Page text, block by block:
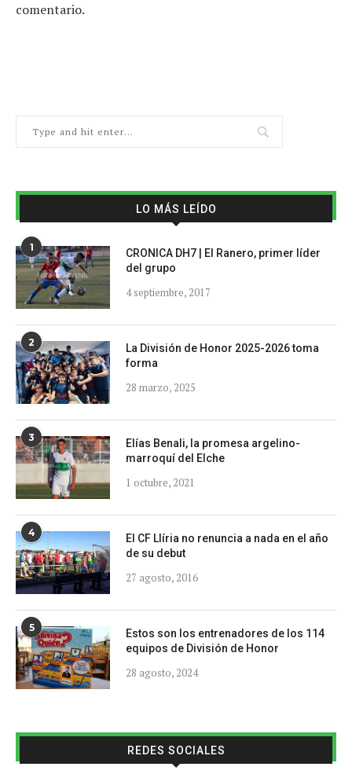
comentario.
LO MÁS LEÍDO
1
CRONICA DH7 | El Ranero, primer líder
del grupo
4 septiembre, 2017
2
La División de Honor 2025-2026 toma
forma
28 marzo, 2025
3
Elías Benali, la promesa argelino-
marroquí del Elche
1 octubre, 2021
4
El CF Llíria no renuncia a nada en el año
de su debut
27 agosto, 2016
5
Estos son los entrenadores de los 114
equipos de División de Honor
28 agosto, 2024
REDES SOCIALES